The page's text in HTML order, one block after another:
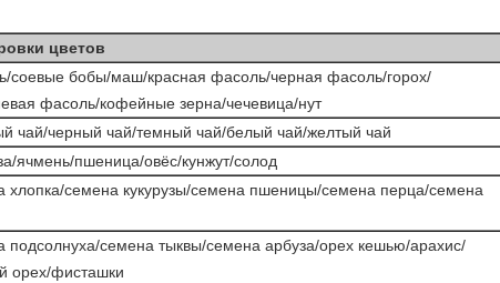
цветов
соевые бобы/маш/красная фасоль/черная фасоль/горох/
фасоль/кофейные зерна/чечевица/нут
чай/черный чай/темный чай/белый чай/желтый чай
ячмень/пшеница/овёс/кунжут/солод
хлопка/семена кукурузы/семена пшеницы/семена перца/семена
подсолнуха/семена тыквы/семена арбуза/орех кешью/арахис/
орех/фисташки